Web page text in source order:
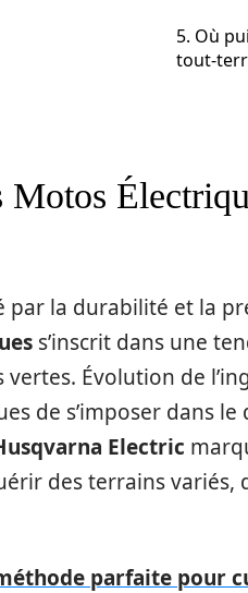
5. Où
tout-
Motos
par la durabilité et la
s’inscrit dans une
Évolution de
de s’imposer dans
Electric
des terrains variés,
parfaite pour